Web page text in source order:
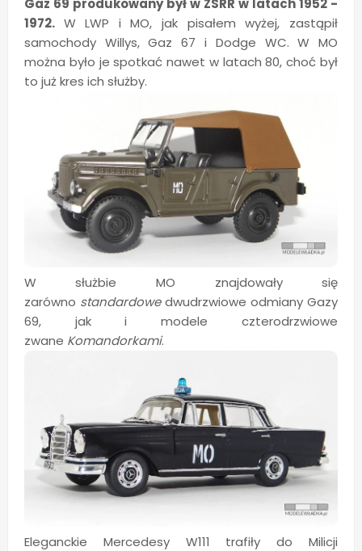
Gaz 69 produkowany był w ZSRR w latach 1952 -
1972. W LWP i MO, jak pisałem wyżej, zastąpił
samochody Willys, Gaz 67 i Dodge WC. W MO
można było je spotkać nawet w latach 80, choć był
to już kres ich służby.
W służbie MO znajdowały się
zarówno standardowedwudrzwiowe odmiany Gazy
69, jak i modele czterodrzwiowe
zwane Komandorkami.
Eleganckie Mercedesy W111 trafiły do Milicji